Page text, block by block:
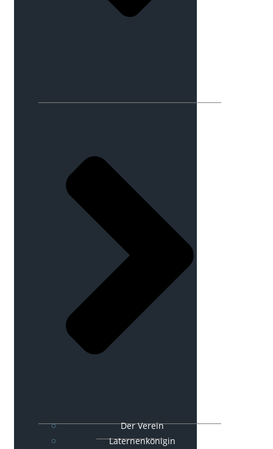
Der Verein
Laternenkönigin